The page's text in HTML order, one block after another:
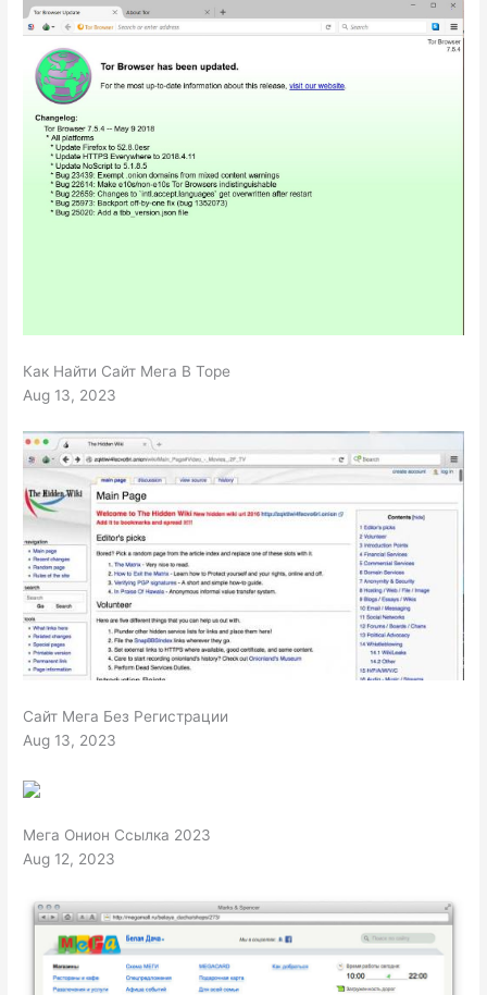
Как Найти Сайт Мега В Торе
Aug 13, 2023
Сайт Мега Без Регистрации
Aug 13, 2023
Мега Онион Ссылка 2023
Aug 12, 2023